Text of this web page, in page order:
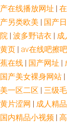
产在线播放网址 |
产另类欧美 | 国产
院 | 波多野诘衣 | 成
黄页 | av在线吧擦
蕉在线 | 国产网址 |
国产美女裸身网站 |
美一区二区 | 三级
黄片涩网 | 成人精
国内精品小视频 |